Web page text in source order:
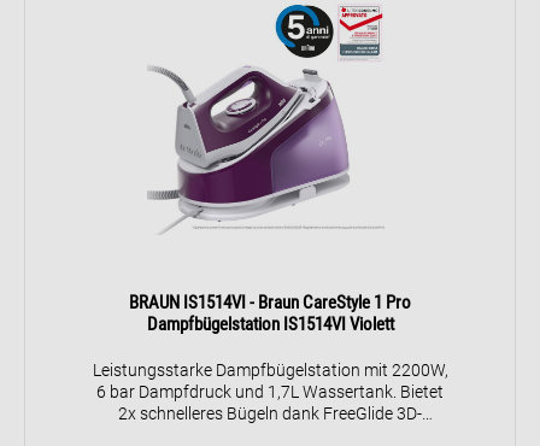
BRAUN IS1514VI - Braun CareStyle 1 Pro
Dampfbügelstation IS1514VI Violett
Leistungsstarke Dampfbügelstation mit 2200W,
6 bar Dampfdruck und 1,7L Wassertank. Bietet
2x schnelleres Bügeln dank FreeGlide 3D-